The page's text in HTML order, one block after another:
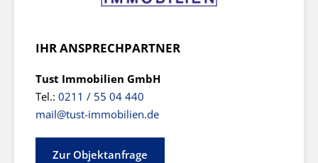
IHR ANSPRECHPARTNER
Tust Immobilien GmbH
Tel.: 0211 / 55 04 440
mail@tust-immobilien.de
Zur Objektanfrage